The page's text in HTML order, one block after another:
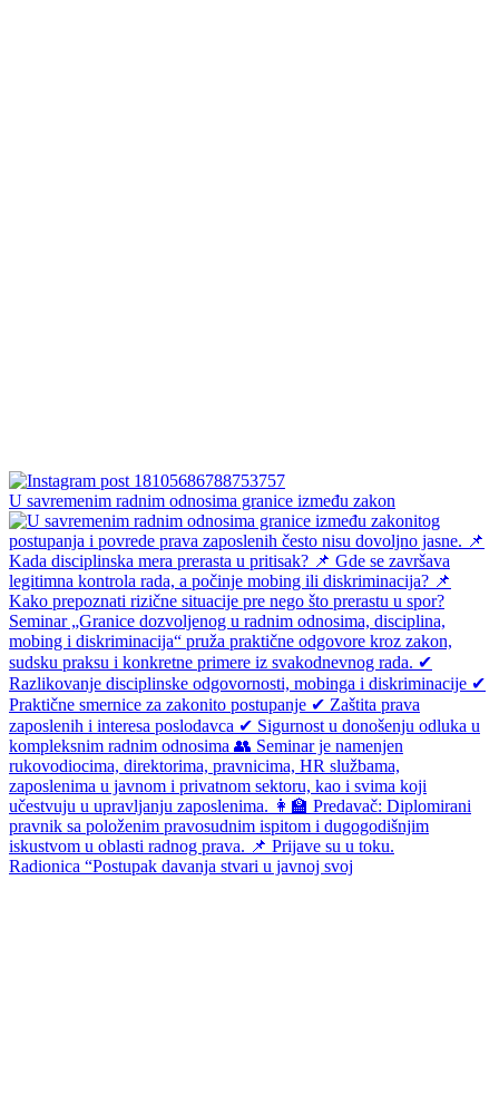
U savremenim radnim odnosima granice između zakon
Radionica “Postupak davanja stvari u javnoj svoj